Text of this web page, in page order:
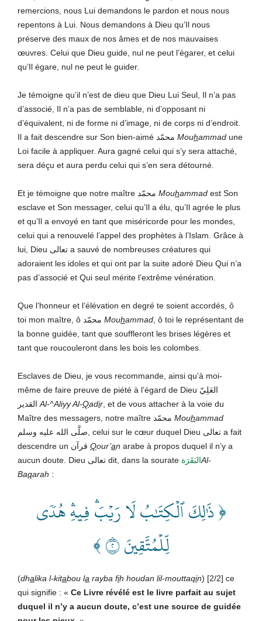
remercions, nous Lui demandons le pardon et nous nous
repentons à Lui. Nous demandons à Dieu qu’Il nous
préserve des maux de nos âmes et de nos mauvaises
œuvres. Celui que Dieu guide, nul ne peut l’égarer, et celui
qu’Il égare, nul ne peut le guider.
Je témoigne qu’il n’est de dieu que Dieu Lui Seul, Il n’a pas
d’associé, Il n’a pas de semblable, ni d’opposant ni
d’équivalent, ni de forme ni d’image, ni de corps ni d’endroit.
Il a fait descendre sur Son bien-aimé محمّد Mouhammad une
Loi facile à appliquer. Aura gagné celui qui s’y sera attaché,
sera déçu et aura perdu celui qui s’en sera détourné.
Mouhammad est Son
esclave et Son messager, celui qu’Il a élu, qu’Il agrée le plus
et qu’Il a envoyé en tant que miséricorde pour les mondes,
celui qui a renouvelé l’appel des prophètes à l’Islam. Grâce à
lui, Dieu تعالى a sauvé de nombreuses créatures qui
adoraient les idoles et qui ont par la suite adoré Dieu Qui n’a
pas d’associé et Qui seul mérite l’extrême vénération.
Que l’honneur et l’élévation en degré te soient accordés, ô
Mouhammad , ô toi le représentant de
la bonne guidée, tant que souffleront les brises légères et
tant que roucouleront dans les bois les colombes.
Esclaves de Dieu, je vous recommande, ainsi qu’à moi-
même de faire preuve de piété à l’égard de Dieu العَلِيّ
Al-^Aliyy Al-Qadir , et de vous attacher à la voie du
Maître des messagers, notre maître محمّد Mouhammad
صلَّى الله عليه وسلم, celui sur le cœur duquel Dieu تعالى a fait
descendre un قرآن Qour’an arabe à propos duquel il n’y a
aucun doute. Dieu تعالى dit, dans la sourate البَقَرَةAl-
Baqarah :
﴿ ذَٰلِكَ ٱلۡكِتَٰبُ لَا رَيۡبَۛ فِيهِۛ هُدٗى
لِّلۡمُتَّقِينَ ٢ ﴾
(dhalika l-kitabou la rayba fih houdan lil-mouttaqin) [2/2] ce
qui signifie : « Ce Livre révélé est le livre parfait au sujet
duquel il n’y a aucun doute, c’est une source de guidée